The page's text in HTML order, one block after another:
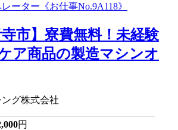
寺市】寮費無料！未経験
ア商品の製造マシンオ
グ株式会社
円